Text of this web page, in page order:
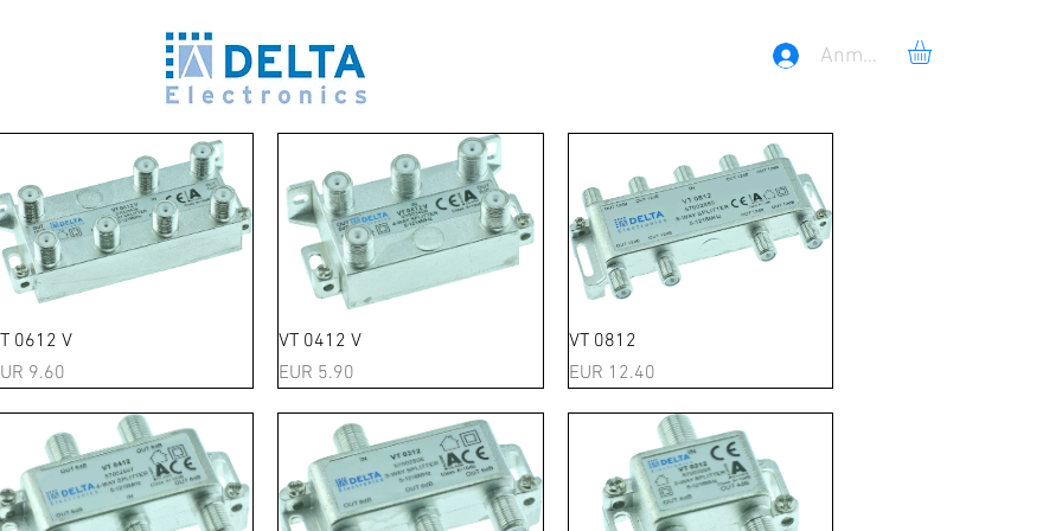
Anmelden
Schnellansicht
0612 V
9.60
Schnellansicht
VT 0412 V
Preis
EUR 5.90
VT 0812
Preis
EUR 12.40